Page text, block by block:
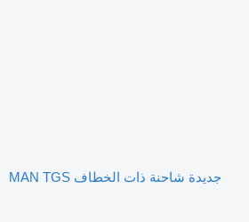
جديدة شاحنة ذات الخطاف MAN TGS